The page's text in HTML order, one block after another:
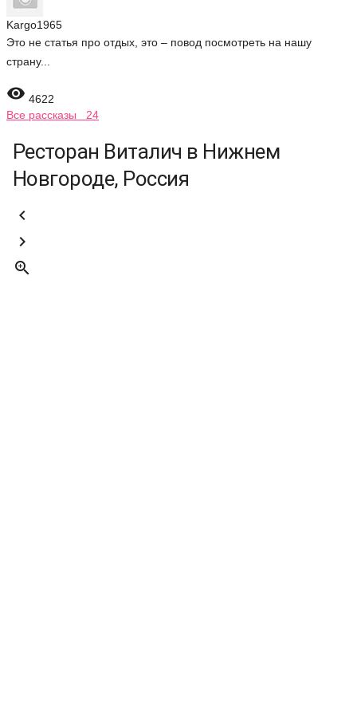
Kargo1965
Это не статья про отдых, это – повод посмотреть на нашу
страну...
 4622
Все рассказы 24
Ресторан Виталич в Нижнем
Новгороде, Россия


